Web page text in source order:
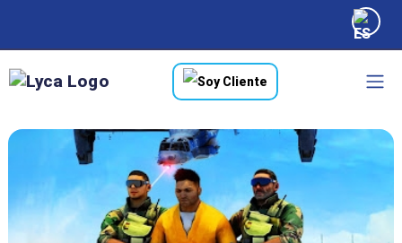
Soy Cliente